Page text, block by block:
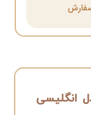
انگلیسی